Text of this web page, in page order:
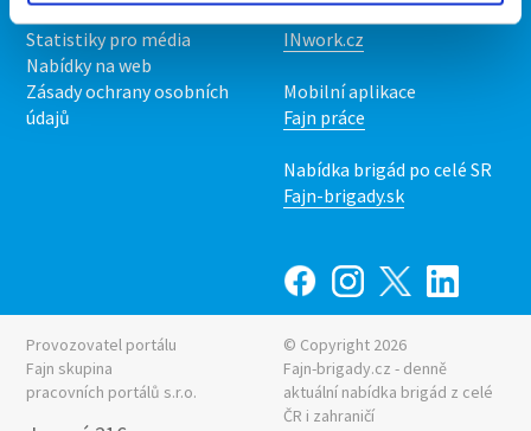
Upravit předvolby cookies
Statistiky pro média
Nabídky na web
Zásady ochrany osobních
údajů
Nabídka práce z celé ČR
INwork.cz
Mobilní aplikace
Fajn práce
Nabídka brigád po celé SR
Fajn-brigady.sk
Provozovatel portálu
Fajn skupina
pracovních portálů s.r.o.
© Copyright 2026
Fajn-brigady.cz - denně
aktuální nabídka brigád z celé
ČR i zahraničí